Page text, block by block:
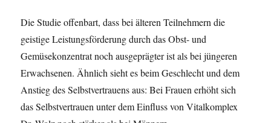
Die Studie offenbart, dass bei älteren Teilnehmern die
geistige Leistungsförderung durch das Obst- und
Gemüsekonzentrat noch ausgeprägter ist als bei jüngeren
Erwachsenen. Ähnlich sieht es beim Geschlecht und dem
Anstieg des Selbstvertrauens aus: Bei Frauen erhöht sich
das Selbstvertrauen unter dem Einfluss von Vitalkomplex